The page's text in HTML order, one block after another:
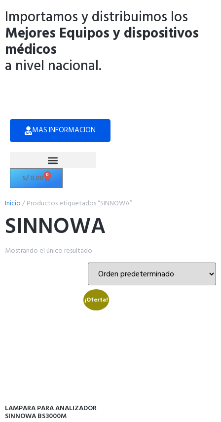
Importamos y distribuimos los
Mejores Equipos y dispositivos
médicos
a nivel nacional.
MAS INFORMACION
S/0.00 0
Inicio/ Productos etiquetados “SINNOWA”
SINNOWA
Mostrando el único resultado
¡Oferta!
LAMPARA PARA ANALIZADOR
SINNOWA BS3000M